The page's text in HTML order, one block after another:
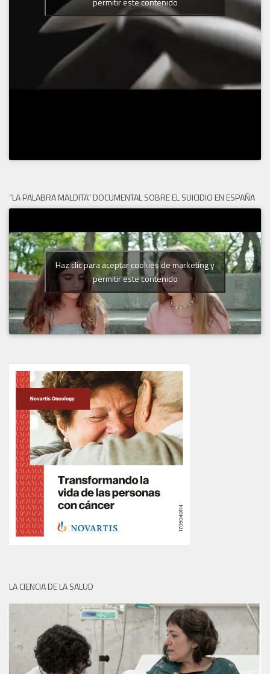
“LA PALABRA MALDITA” DOCUMENTAL SOBRE EL SUICIDIO EN ESPAÑA
Haz clic para aceptar cookies de marketing y
permitir este contenido
LA CIENCIA DE LA SALUD